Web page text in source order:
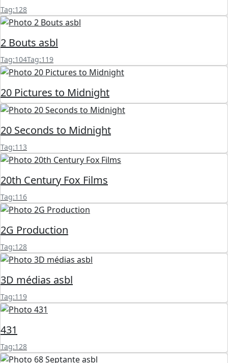
Tag:128
2 Bouts asbl
Tag:104Tag:119
20 Pictures to Midnight
20 Seconds to Midnight
Tag:113
20th Century Fox Films
Tag:116
2G Production
Tag:128
3D médias asbl
Tag:119
431
Tag:128